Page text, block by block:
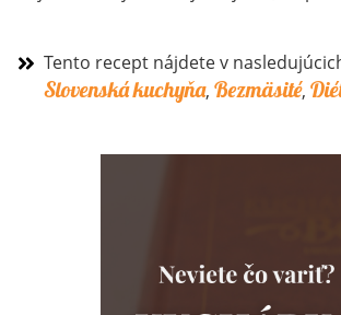
Tento recept nájdete v
Slovenská kuchyňa, Bezmäsité,